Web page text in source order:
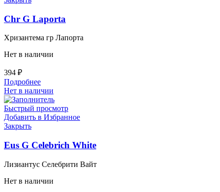
Chr G Laporta
Хризантема гр Лапорта
Нет в наличии
394 ₽
Подробнее
Нет в наличии
Быстрый просмотр
Добавить в Избранное
Закрыть
Eus G Celebrich White
Лизиантус Селебрити Вайт
Нет в наличии